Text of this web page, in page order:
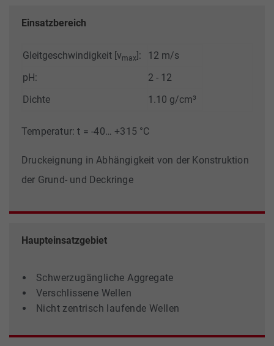
Einsatzbereich
Gleitgeschwindigkeit [vmax]:
12 m/s
pH:
2 - 12
Dichte
1.10 g/cm³
Temperatur: t = -40… +315 °C
Druckeignung in Abhängigkeit von der Konstruktion
der Grund- und Deckringe
Haupteinsatzgebiet
Schwerzugängliche Aggregate
Verschlissene Wellen
Nicht zentrisch laufende Wellen